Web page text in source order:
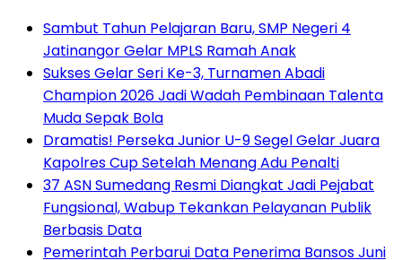
Sambut Tahun Pelajaran Baru, SMP Negeri 4
Jatinangor Gelar MPLS Ramah Anak
Sukses Gelar Seri Ke-3, Turnamen Abadi
Champion 2026 Jadi Wadah Pembinaan Talenta
Muda Sepak Bola
Dramatis! Perseka Junior U-9 Segel Gelar Juara
Kapolres Cup Setelah Menang Adu Penalti
37 ASN Sumedang Resmi Diangkat Jadi Pejabat
Fungsional, Wabup Tekankan Pelayanan Publik
Berbasis Data
Pemerintah Perbarui Data Penerima Bansos Juni